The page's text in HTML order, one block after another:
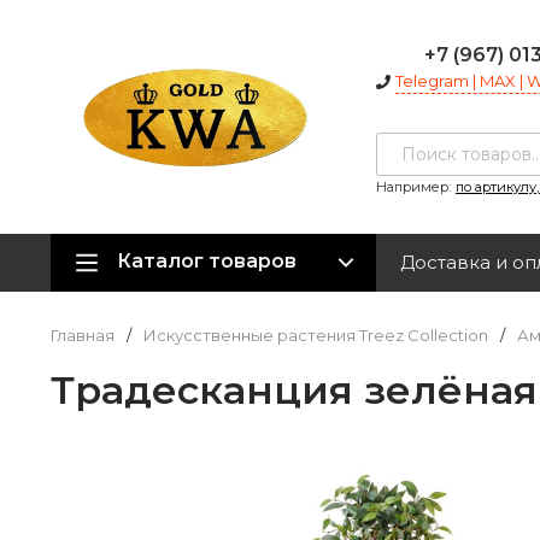
+7 (967)
Telegram | MAX |
Например: по
Каталог товаров Доставка и
Главная / Искусственные растения Treez Collection /
Традесканция